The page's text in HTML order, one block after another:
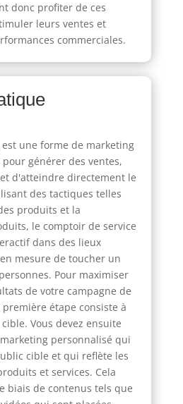
donc profiter de ces
leurs ventes et
commerciales.
une forme de marketing
générer des ventes,
d'atteindre directement le
des tactiques telles
produits et la
le comptoir de service
dans des lieux
mesure de toucher un
Pour maximiser
de votre campagne de
étape consiste à
Vous devez ensuite
personnalisé qui
cible et qui reflète les
et services. Cela
biais de contenus tels que